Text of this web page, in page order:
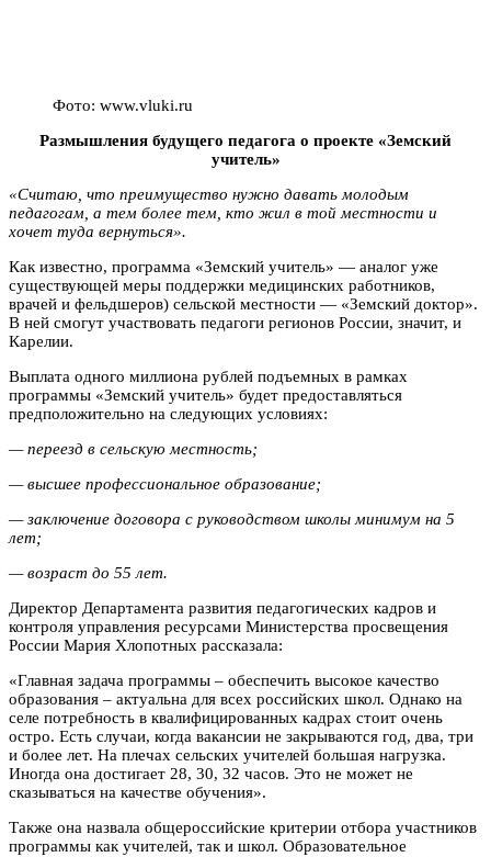
Фото: www.vluki.ru
Размышления будущего педагога о проекте «Земский
учитель»
«Считаю, что преимущество нужно давать молодым
педагогам, а тем более тем, кто жил в той местности и
хочет туда вернуться».
Как известно, программа «Земский учитель» — аналог уже
существующей меры поддержки медицинских работников,
врачей и фельдшеров) сельской местности — «Земский доктор».
В ней смогут участвовать педагоги регионов России, значит, и
Карелии.
Выплата одного миллиона рублей подъемных в рамках
программы «Земский учитель» будет предоставляться
предположительно на следующих условиях:
— переезд в сельскую местность;
— высшее профессиональное образование;
— заключение договора с руководством школы минимум на 5
лет;
— возраст до 55 лет.
Директор Департамента развития педагогических кадров и
контроля управления ресурсами Министерства просвещения
России Мария Хлопотных рассказала:
«Главная задача программы – обеспечить высокое качество
образования – актуальна для всех российских школ. Однако на
селе потребность в квалифицированных кадрах стоит очень
остро. Есть случаи, когда вакансии не закрываются год, два, три
и более лет. На плечах сельских учителей большая нагрузка.
Иногда она достигает 28, 30, 32 часов. Это не может не
сказываться на качестве обучения».
Также она назвала общероссийские критерии отбора участников
программы как учителей, так и школ. Образовательное